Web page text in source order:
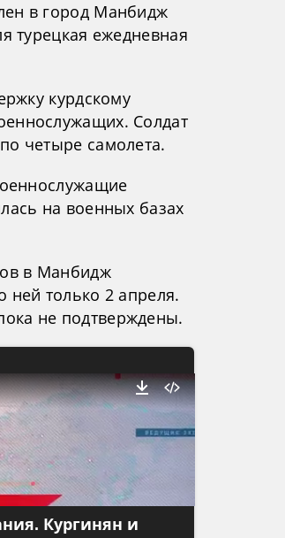
в город Манбидж
турецкая ежедневная
курдскому
Солдат
четыре самолета.
на военных базах
в Манбидж
только 2 апреля.
не подтверждены.
Кургинян и